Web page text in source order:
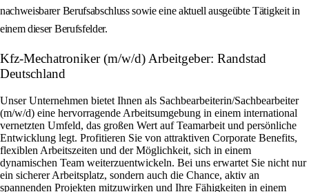
nachweisbarer Berufsabschluss sowie eine aktuell ausgeübte Tätigkeit in
einem dieser Berufsfelder.
Kfz-Mechatroniker (m/w/d) Arbeitgeber: Randstad
Deutschland
Unser Unternehmen bietet Ihnen als Sachbearbeiterin/Sachbearbeiter
(m/w/d) eine hervorragende Arbeitsumgebung in einem international
vernetzten Umfeld, das großen Wert auf Teamarbeit und persönliche
Entwicklung legt. Profitieren Sie von attraktiven Corporate Benefits,
flexiblen Arbeitszeiten und der Möglichkeit, sich in einem
dynamischen Team weiterzuentwickeln. Bei uns erwartet Sie nicht nur
ein sicherer Arbeitsplatz, sondern auch die Chance, aktiv an
spannenden Projekten mitzuwirken und Ihre Fähigkeiten in einem